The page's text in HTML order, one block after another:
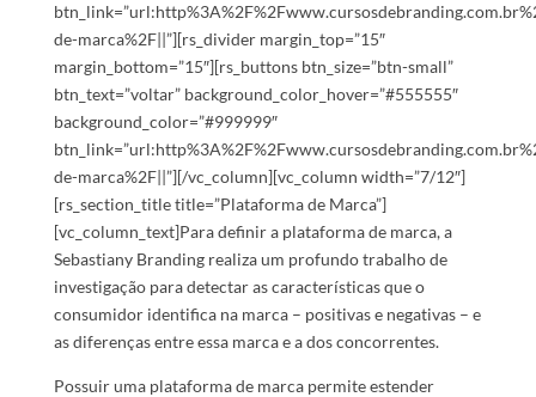
de-marca%2F||”][rs_divider margin_top=”15″
margin_bottom=”15″][rs_buttons btn_size=”btn-small”
btn_text=”voltar” background_color_hover=”#555555″
background_color=”#999999″
de-marca%2F||”][/vc_column][vc_column width=”7/12″]
[rs_section_title title=”Plataforma de Marca”]
[vc_column_text]Para definir a plataforma de marca, a
Sebastiany Branding realiza um profundo trabalho de
investigação para detectar as características que o
consumidor identifica na marca – positivas e negativas – e
as diferenças entre essa marca e a dos concorrentes.
Possuir uma plataforma de marca permite estender